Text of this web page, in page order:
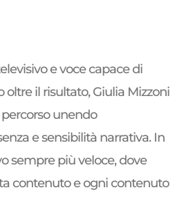
e voce capace di
oltre il risultato, Giulia Mizzoni
unendo
e sensibilità narrativa. In
sempre più veloce, dove
contenuto e ogni contenuto